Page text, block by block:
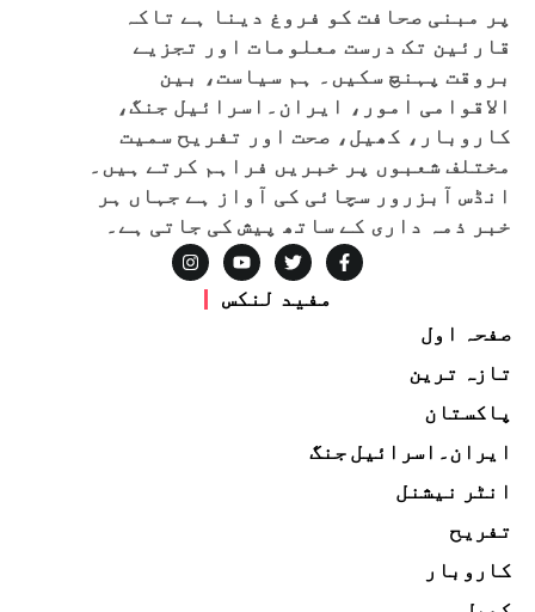
پر مبنی صحافت کو فروغ دینا ہے تاکہ
قارئین تک درست معلومات اور تجزیے
بروقت پہنچ سکیں۔ ہم سیاست، بین
الاقوامی امور، ایران۔اسرائیل جنگ،
کاروبار، کھیل، صحت اور تفریح سمیت
مختلف شعبوں پر خبریں فراہم کرتے ہیں۔
انڈس آبزرور سچائی کی آواز ہے جہاں ہر
خبر ذمہ داری کے ساتھ پیش کی جاتی ہے۔
مفید لنکس
صفحہ اول
تازہ ترین
پاکستان
ایران۔اسرائیل جنگ
انٹر نیشنل
تفریح
کاروبار